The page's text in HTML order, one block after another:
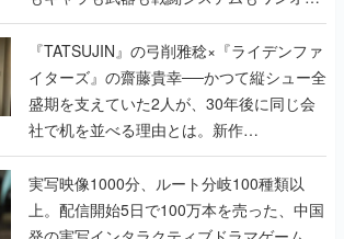
盛期を支えていた2人が、30年後に同じ会
社で机を並べる理由とは。新作
『TATSUJIN EXTREME』で初タッグを組
んだレジェンド2人に訊く開発秘話
実写映像1000分、ルート分岐100種類以
上。配信開始5日で100万本を売った、中国
発の実写インタラクティブドラマゲーム
『盛世天下：女帝への道II』の、規模が違
うこだわりをプロデューサーに聞いた